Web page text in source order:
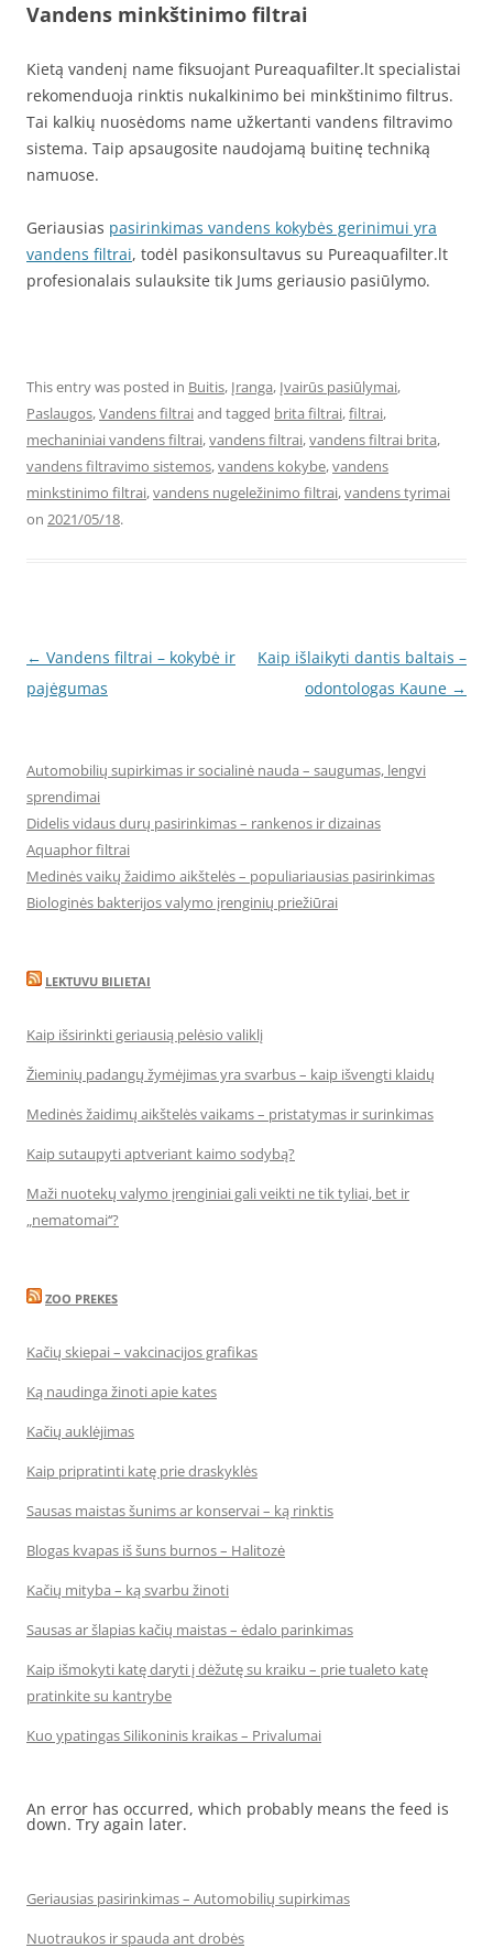
Vandens minkštinimo filtrai
Kietą vandenį name fiksuojant Pureaquafilter.lt specialistai
rekomenduoja rinktis nukalkinimo bei minkštinimo filtrus.
Tai kalkių nuosėdoms name užkertanti vandens filtravimo
sistema. Taip apsaugosite naudojamą buitinę techniką
namuose.
Geriausias pasirinkimas vandens kokybės gerinimui yra
vandens filtrai, todėl pasikonsultavus su Pureaquafilter.lt
profesionalais sulauksite tik Jums geriausio pasiūlymo.
This entry was posted in Buitis, Įranga, Įvairūs pasiūlymai,
Paslaugos,Vandens filtraiand tagged brita filtrai,filtrai,
mechaniniai vandens filtrai,vandens filtrai,vandens filtrai brita,
vandens filtravimo sistemos,vandens kokybe,vandens
minkstinimo filtrai,vandens nugeležinimo filtrai,vandens tyrimai
on 2021/05/18.
Post
navigation
← Vandens filtrai – kokybė ir
pajėgumas
Kaip išlaikyti dantis baltais –
odontologas Kaune →
Automobilių supirkimas ir socialinė nauda – saugumas, lengvi
sprendimai
Didelis vidaus durų pasirinkimas – rankenos ir dizainas
Aquaphor filtrai
Medinės vaikų žaidimo aikštelės – populiariausias pasirinkimas
Biologinės bakterijos valymo įrenginių priežiūrai
LEKTUVU BILIETAI
Kaip išsirinkti geriausią pelėsio valiklį
Žieminių padangų žymėjimas yra svarbus – kaip išvengti klaidų
Medinės žaidimų aikštelės vaikams – pristatymas ir surinkimas
Kaip sutaupyti aptveriant kaimo sodybą?
Maži nuotekų valymo įrenginiai gali veikti ne tik tyliai, bet ir
„nematomai‘‘?
ZOO PREKES
Kačių skiepai – vakcinacijos grafikas
Ką naudinga žinoti apie kates
Kačių auklėjimas
Kaip pripratinti katę prie draskyklės
Sausas maistas šunims ar konservai – ką rinktis
Blogas kvapas iš šuns burnos – Halitozė
Kačių mityba – ką svarbu žinoti
Sausas ar šlapias kačių maistas – ėdalo parinkimas
Kaip išmokyti katę daryti į dėžutę su kraiku – prie tualeto katę
pratinkite su kantrybe
Kuo ypatingas Silikoninis kraikas – Privalumai
An error has occurred, which probably means the feed is
down. Try again later.
Geriausias pasirinkimas – Automobilių supirkimas
Nuotraukos ir spauda ant drobės